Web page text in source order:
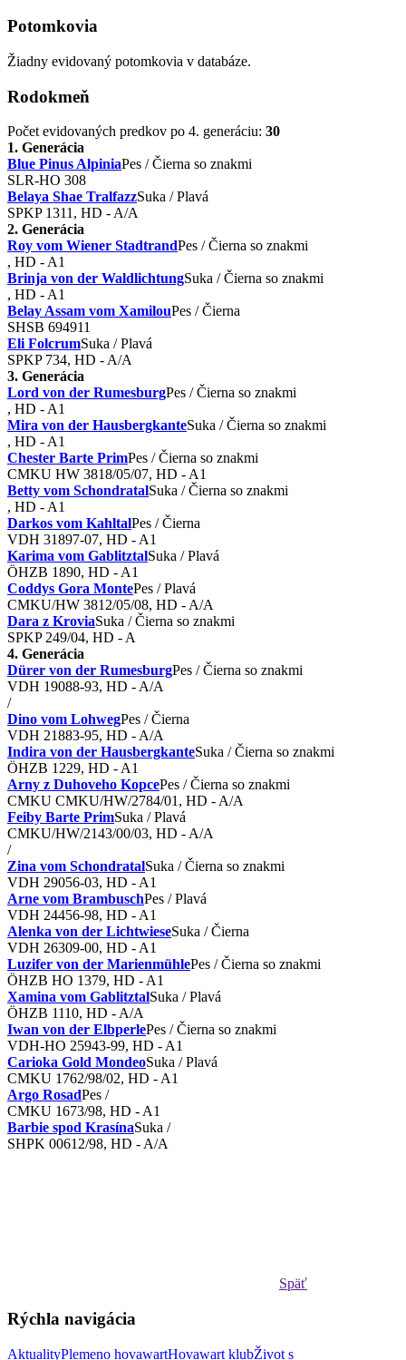
Potomkovia
Žiadny evidovaný potomkovia v databáze.
Rodokmeň
Počet evidovaných predkov po 4. generáciu: 30
1. Generácia
Blue Pinus AlpiniaPes / Čierna so znakmi
SLR-HO 308
Belaya Shae TralfazzSuka / Plavá
SPKP 1311, HD - A/A
2. Generácia
Roy vom Wiener StadtrandPes / Čierna so znakmi
, HD - A1
Brinja von der WaldlichtungSuka / Čierna so znakmi
, HD - A1
Belay Assam vom XamilouPes / Čierna
SHSB 694911
Eli FolcrumSuka / Plavá
SPKP 734, HD - A/A
3. Generácia
Lord von der RumesburgPes / Čierna so znakmi
, HD - A1
Mira von der HausbergkanteSuka / Čierna so znakmi
, HD - A1
Chester Barte PrimPes / Čierna so znakmi
CMKU HW 3818/05/07, HD - A1
Betty vom SchondratalSuka / Čierna so znakmi
, HD - A1
Darkos vom KahltalPes / Čierna
VDH 31897-07, HD - A1
Karima vom GablitztalSuka / Plavá
ÖHZB 1890, HD - A1
Coddys Gora MontePes / Plavá
CMKU/HW 3812/05/08, HD - A/A
Dara z KroviaSuka / Čierna so znakmi
SPKP 249/04, HD - A
4. Generácia
Dürer von der RumesburgPes / Čierna so znakmi
VDH 19088-93, HD - A/A
/
Dino vom LohwegPes / Čierna
VDH 21883-95, HD - A/A
Indira von der HausbergkanteSuka / Čierna so znakmi
ÖHZB 1229, HD - A1
Arny z Duhoveho KopcePes / Čierna so znakmi
CMKU CMKU/HW/2784/01, HD - A/A
Feiby Barte PrimSuka / Plavá
CMKU/HW/2143/00/03, HD - A/A
/
Zina vom SchondratalSuka / Čierna so znakmi
VDH 29056-03, HD - A1
Arne vom BrambuschPes / Plavá
VDH 24456-98, HD - A1
Alenka von der LichtwieseSuka / Čierna
VDH 26309-00, HD - A1
Luzifer von der MarienmühlePes / Čierna so znakmi
ÖHZB HO 1379, HD - A1
Xamina vom GablitztalSuka / Plavá
ÖHZB 1110, HD - A/A
Iwan von der ElbperlePes / Čierna so znakmi
VDH-HO 25943-99, HD - A1
Carioka Gold MondeoSuka / Plavá
CMKU 1762/98/02, HD - A1
Argo RosadPes /
CMKU 1673/98, HD - A1
Barbie spod KrasínaSuka /
SHPK 00612/98, HD - A/A
Späť
Rýchla navigácia
AktualityPlemeno hovawartHovawart klubŽivot s